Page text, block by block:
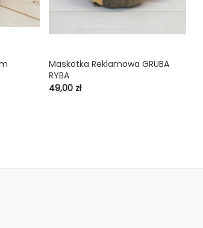
Maskotka Reklamowa GRUBA
RYBA
Cena
49,00 zł
shopping_cart 